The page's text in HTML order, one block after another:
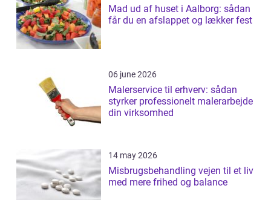
Mad ud af huset i Aalborg: sådan
får du en afslappet og lækker fest
06 june 2026
Malerservice til erhverv: sådan
styrker professionelt malerarbejde
din virksomhed
14 may 2026
Misbrugsbehandling vejen til et liv
med mere frihed og balance